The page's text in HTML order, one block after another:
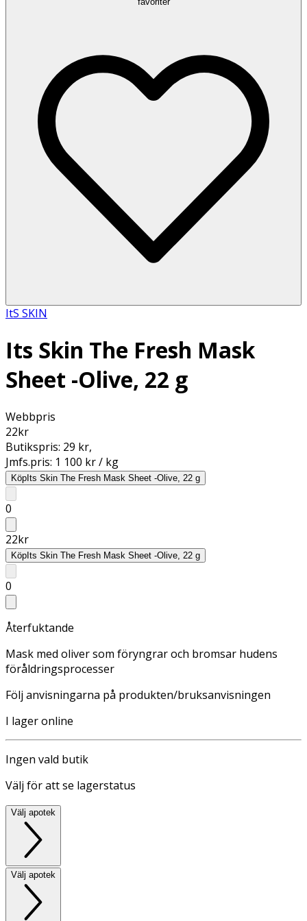
ItS SKIN
Its Skin The Fresh Mask
Sheet -Olive, 22 g
Webbpris
22kr
Butikspris: 29 kr,
Jmfs.pris: 1 100 kr / kg
KöpIts Skin The Fresh Mask Sheet -Olive, 22 g
0
22kr
KöpIts Skin The Fresh Mask Sheet -Olive, 22 g
0
Återfuktande
Mask med oliver som föryngrar och bromsar hudens
föråldringsprocesser
Följ anvisningarna på produkten/bruksanvisningen
I lager online
Ingen vald butik
Välj för att se lagerstatus
Välj apotek
Välj apotek